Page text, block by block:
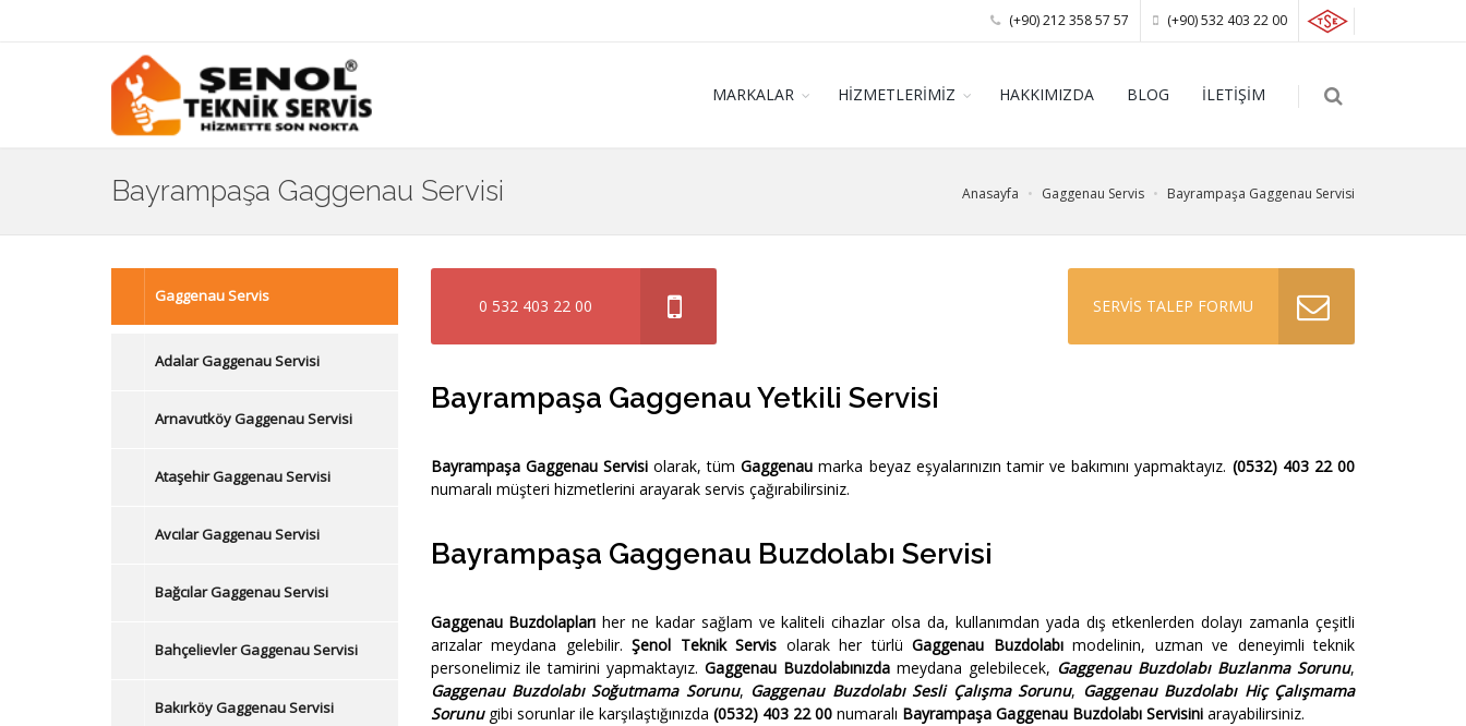
(+90) 212 358 57 57 (+90) 532 403 22 00
MARKALAR HİZMETLERİMİZ HAKKIMIZDA BLOG İLETİŞİM
Bayrampaşa Gaggenau Servisi Anasayfa Gaggenau Servis Bayrampaşa Gaggenau Servisi
Gaggenau Servis
Adalar Gaggenau Servisi
Arnavutköy Gaggenau Servisi
Ataşehir Gaggenau Servisi
Avcılar Gaggenau Servisi
Bağcılar Gaggenau Servisi
Bahçelievler Gaggenau Servisi
Bakırköy Gaggenau Servisi
0 532 403 22 00 SERVİS TALEP FORMU
Bayrampaşa Gaggenau Yetkili Servisi
Bayrampaşa Gaggenau Servisiolarak, tümGaggenau marka beyaz eşyalarınızın tamir ve bakımını yapmaktayız. (0532) 403 22 00
numaralı müşteri hizmetlerini arayarak servis çağırabilirsiniz.
Bayrampaşa Gaggenau Buzdolabı Servisi
Gaggenau Buzdolapları her ne kadar sağlam ve kaliteli cihazlar olsa da, kullanımdan yada dış etkenlerden dolayı zamanla çeşitli
arızalar meydana gelebilir. Şenol Teknik Servis olarak her türlü Gaggenau Buzdolabımodelinin, uzman ve deneyimli teknik
personelimiz ile tamirini yapmaktayız.Gaggenau Buzdolabınızda meydana gelebilecek, Gaggenau Buzdolabı Buzlanma Sorunu,
Gaggenau Buzdolabı Soğutmama Sorunu, Gaggenau Buzdolabı Sesli Çalışma Sorunu, Gaggenau Buzdolabı Hiç Çalışmama
Sorunugibi sorunlar ile karşılaştığınızda (0532) 403 22 00numaralı Bayrampaşa Gaggenau Buzdolabı Servisiniarayabilirsiniz.